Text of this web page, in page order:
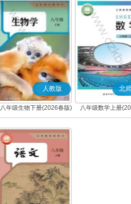
人教版
八年级生物下册(2026春版)
北
八年级数学上册